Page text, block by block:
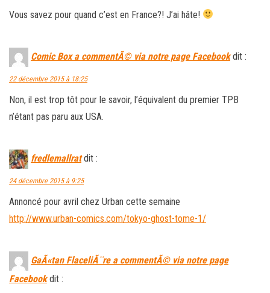
Vous savez pour quand c’est en France?! J’ai hâte!
Comic Box a commentÃ© via notre page Facebook dit :
22 décembre 2015 à 18:25
Non, il est trop tôt pour le savoir, l’équivalent du premier TPB
n’étant pas paru aux USA.
fredlemallrat dit :
24 décembre 2015 à 9:25
Annoncé pour avril chez Urban cette semaine
http://www.urban-comics.com/tokyo-ghost-tome-1/
GaÃ«tan FlaceliÃ¨re a commentÃ© via notre page
Facebook dit :